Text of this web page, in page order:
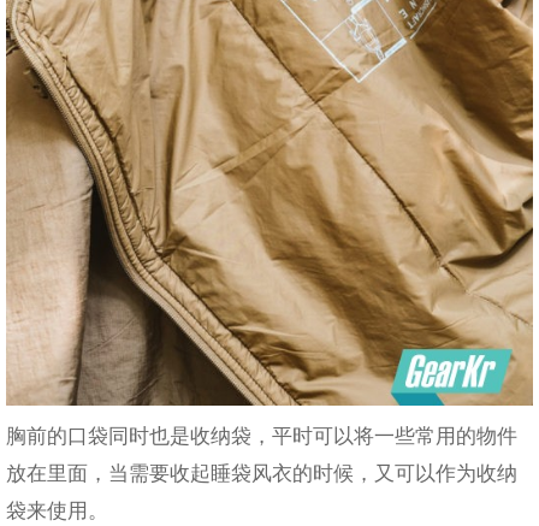
胸前的口袋同时也是收纳袋，平时可以将一些常用的物件
放在里面，当需要收起睡袋风衣的时候，又可以作为收纳
袋来使用。